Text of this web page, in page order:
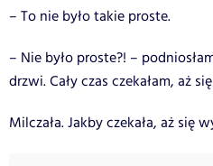
– To nie było takie proste.
– Nie było proste?! –
drzwi. Cały czas czekałam, aż
Milczała. Jakby czekała, aż się